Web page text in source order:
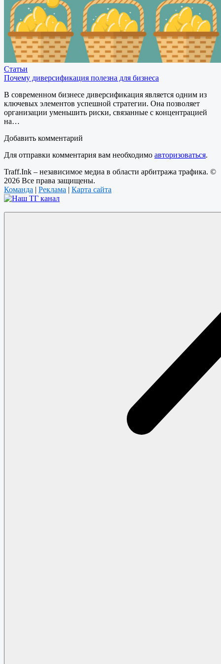
Статьи
Почему диверсификация полезна для бизнеса
В современном бизнесе диверсификация является одним из
ключевых элементов успешной стратегии. Она позволяет
организации уменьшить риски, связанные с концентрацией
на…
Добавить комментарий
Для отправки комментария вам необходимо авторизоваться.
Traff.Ink – независимое медиа в области арбитража трафика. ©
2026 Все права защищены.
Команда | Реклама | Карта сайта